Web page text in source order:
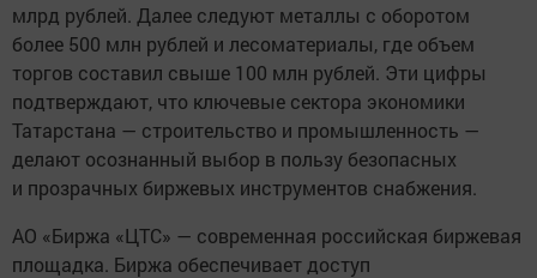
млрд рублей. Далее следуют металлы с оборотом
более 500 млн рублей и лесоматериалы, где объем
торгов составил свыше 100 млн рублей. Эти цифры
подтверждают, что ключевые сектора экономики
Татарстана — строительство и промышленность —
делают осознанный выбор в пользу безопасных
и прозрачных биржевых инструментов снабжения.
АО «Биржа «ЦТС» — современная российская биржевая
площадка. Биржа обеспечивает доступ